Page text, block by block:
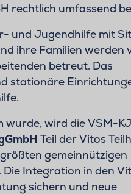
rechtlich umfassend
und Jugendhilfe mit
ihre Familien werden
betreut. Das
stationäre
wurde, wird die VSM-
Teil der Vitos
gemeinnützigen
Integration in den
sichern und neue